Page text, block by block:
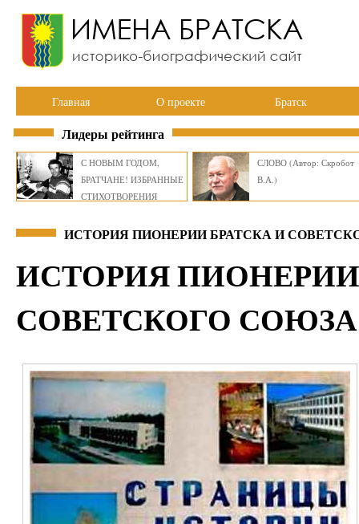
Главная О проекте Братск
Лидеры рейтинга
С НОВЫМ ГОДОМ,
БРАТЧАНЕ! ИЗБРАННЫЕ
СТИХОТВОРЕНИЯ
СЛОВО (Автор: Скробот
В.А.)
ИСТОРИЯ ПИОНЕРИИ БРАТСКА И
ИСТОРИЯ ПИОНЕРИИ
СОВЕТСКОГО СОЮЗА